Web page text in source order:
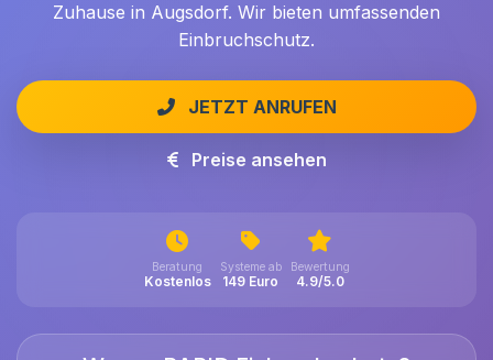
Zuhause in Augsdorf. Wir bieten umfassenden
Einbruchschutz.
JETZT ANRUFEN
Preise ansehen
Beratung
Kostenlos
Systeme ab
149 Euro
Bewertung
4.9/5.0